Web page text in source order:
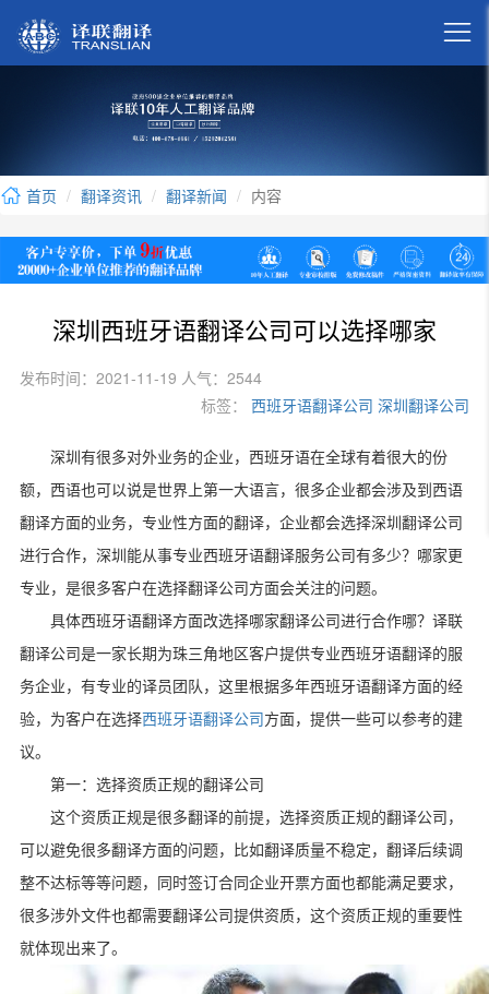

首页 翻译资讯 翻译新闻 内容
深圳西班牙语翻译公司可以选择哪家
发布时间：2021-11-19 人气：2544
标签：
西班牙语翻译公司 深圳翻译公司
深圳有很多对外业务的企业，西班牙语在全球有着很大的份
额，西语也可以说是世界上第一大语言，很多企业都会涉及到西语
翻译方面的业务，专业性方面的翻译，企业都会选择深圳翻译公司
进行合作，深圳能从事专业西班牙语翻译服务公司有多少？哪家更
专业，是很多客户在选择翻译公司方面会关注的问题。
具体西班牙语翻译方面改选择哪家翻译公司进行合作哪？译联
翻译公司是一家长期为珠三角地区客户提供专业西班牙语翻译的服
务企业，有专业的译员团队，这里根据多年西班牙语翻译方面的经
验，为客户在选择西班牙语翻译公司 方面，提供一些可以参考的建
议。
第一：选择资质正规的翻译公司
这个资质正规是很多翻译的前提，选择资质正规的翻译公司，
可以避免很多翻译方面的问题，比如翻译质量不稳定，翻译后续调
整不达标等等问题，同时签订合同企业开票方面也都能满足要求，
很多涉外文件也都需要翻译公司提供资质，这个资质正规的重要性
就体现出来了。